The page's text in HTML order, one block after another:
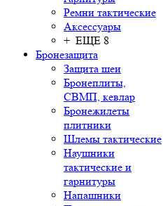
Ремни тактические
Аксессуары
+ ЕЩЕ 8
Бронезащита
Защита шеи
Бронеплиты,
СВМП, кевлар
Бронежилеты
плитники
Шлемы тактические
Наушники
тактические и
гарнитуры
Напашники